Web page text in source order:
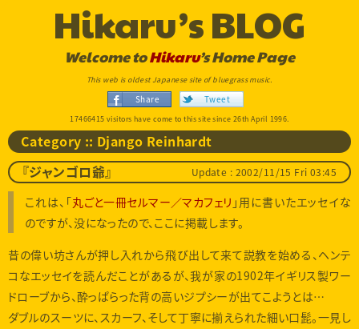
Hikaru’s BLOG
Welcome toHikaru’s Home Page
This web is oldest Japanese site of bluegrass music.
Share Tweet
17466415 visitors have come to this site since 26th April 1996.
Category :: Django Reinhardt
『ジャンゴロ爺』 Update : 2002/11/15 Fri 03:45
これは、「丸ごと一冊セルマー／マカフェリ 」用に書いたエッセイな
のですが、没になったので、ここに掲載します。
昔の偉い坊さんが押し入れから飛び出して来て説教を始める、ヘンテ
コなエッセイを読んだことがあるが、我が家の1902年イギリス製ワー
ドローブから、酔っぱらった背の高いジプシーが出てこようとは…
ダブルのスーツに、スカーフ、そして丁寧に揃えられた細い口髭。一見し